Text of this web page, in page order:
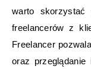
warto skorzystać
freelancerów z
Freelancer
oraz